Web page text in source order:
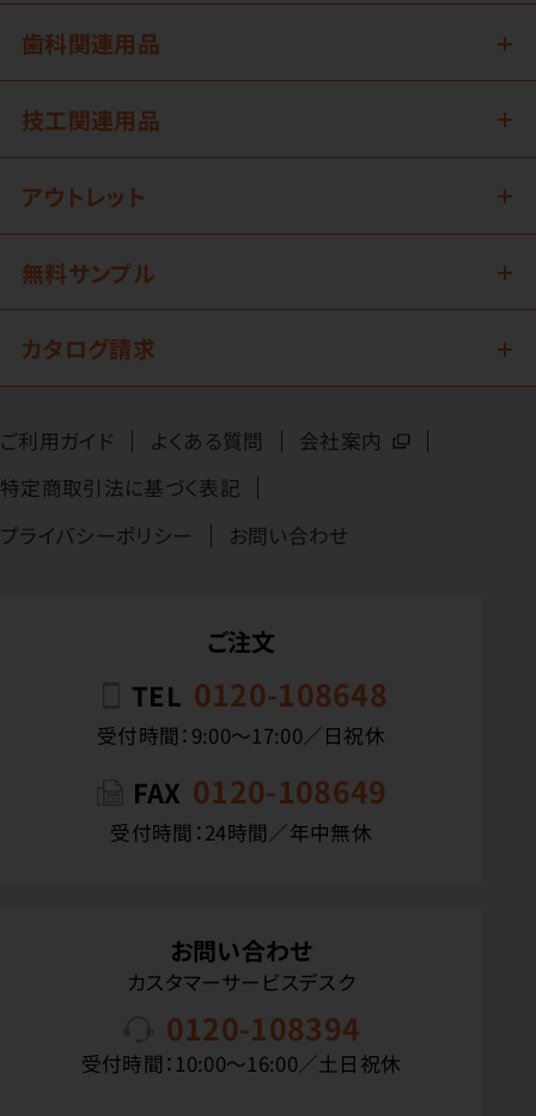
歯科関連用品
技工関連用品
アウトレット
無料サンプル
カタログ請求
ご利用ガイド よくある質問
会社案内
特定商取引法に基づく表記
プライバシーポリシー
お問い合わせ
ご注文
TEL 0120-108648
受付時間：9:00〜17:00／日祝休
FAX 0120-108649
受付時間：24時間／年中無休
お問い合わせ
カスタマーサービスデスク
0120-108394
受付時間：10:00〜16:00／土日祝休